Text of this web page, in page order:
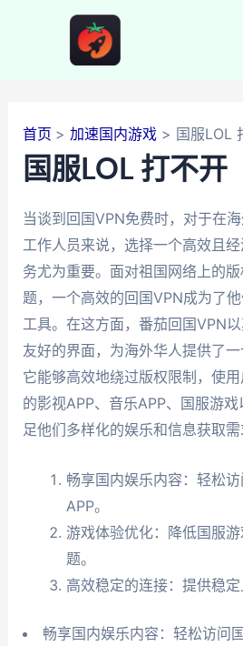
首页 加速国内游戏 国服LOL
国服LOL 打不开
当谈到回国VPN免费时，对于在
工作人员来说，选择一个高效且
务尤为重要。面对祖国网络上的
题，一个高效的回国VPN成为了
工具。在这方面，番茄回国VPN
友好的界面，为海外华人提供了一
它能够高效地绕过版权限制，使
的影视APP、音乐APP、国服游
足他们多样化的娱乐和信息获取需
畅享国内娱乐内容：轻松
APP。
游戏体验优化：降低国服
题。
高效稳定的连接：提供稳定
畅享国内娱乐内容：轻松访问